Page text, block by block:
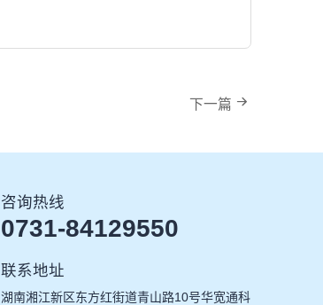
下一篇
咨询热线
0731-84129550
联系地址
湖南湘江新区东方红街道青山路10号华宽通科